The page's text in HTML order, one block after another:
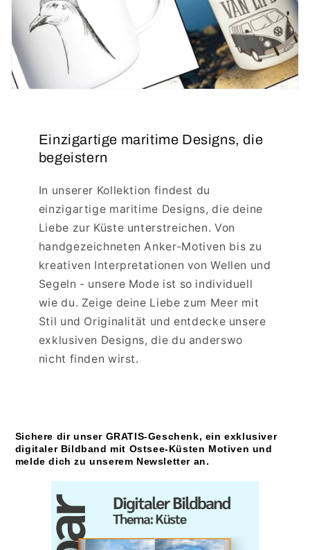
Einzigartige maritime Designs, die
begeistern
In unserer Kollektion findest du
einzigartige maritime Designs, die deine
Liebe zur Küste unterstreichen. Von
handgezeichneten Anker-Motiven bis zu
kreativen Interpretationen von Wellen und
Segeln - unsere Mode ist so individuell
wie du. Zeige deine Liebe zum Meer mit
Stil und Originalität und entdecke unsere
exklusiven Designs, die du anderswo
nicht finden wirst.
Sichere dir unser GRATIS-Geschenk, ein exklusiver
digitaler Bildband mit Ostsee-Küsten Motiven und
melde dich zu unserem Newsletter an.